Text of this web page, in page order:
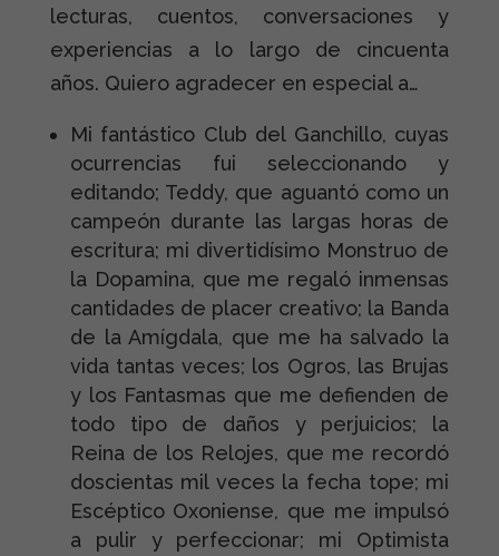
lecturas, cuentos, conversaciones y
experiencias a lo largo de cincuenta
años. Quiero agradecer en especial a…
Mi fantástico Club del Ganchillo, cuyas
ocurrencias fui seleccionando y
editando; Teddy, que aguantó como un
campeón durante las largas horas de
escritura; mi divertidísimo Monstruo de
la Dopamina, que me regaló inmensas
cantidades de placer creativo; la Banda
de la Amígdala, que me ha salvado la
vida tantas veces; los Ogros, las Brujas
y los Fantasmas que me defienden de
todo tipo de daños y perjuicios; la
Reina de los Relojes, que me recordó
doscientas mil veces la fecha tope; mi
Escéptico Oxoniense, que me impulsó
a pulir y perfeccionar; mi Optimista